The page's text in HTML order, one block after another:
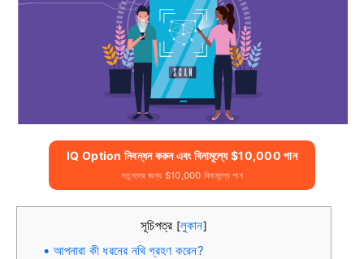
IQ Option নিবন্ধন করুন এবং বিনামূল্যে $10,000 পান
নতুনদের জন্য $10,000 বিনামূল্যে পান
সূচিপত্র [লুকান]
আপনারা কী ধরনের নথি গ্রহণ করেন?